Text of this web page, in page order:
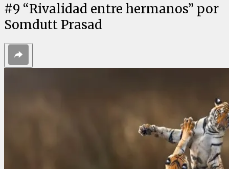
#9 “Rivalidad entre hermanos” por
Somdutt Prasad